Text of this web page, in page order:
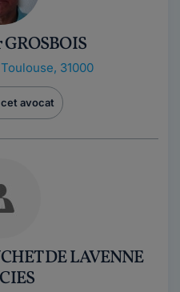
Toulouse, 31000
avocat
DE LAVENNE